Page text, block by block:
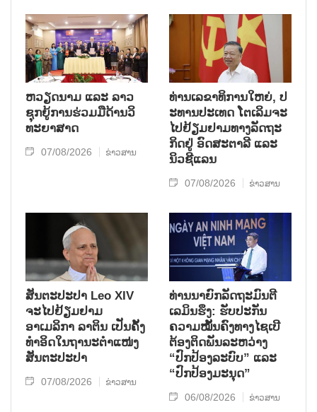
ຫວຽດ​ນາມ ແລະ ລາວ​
ຊຸກ​ຍູ້​ການ​ຮ່ວມ​ມື​ດ້ານວ​ິ​
ທະ​ຍາ​ສາດ
07/08/2026 ຂ່າວສານ
ທ່ານ​ເລ​ຂາ​ທິ​ການ​ໃຫຍ່, ປ​
ະ​ທານ​ປະ​ເທດ ໂຕ​ເລິມ​ຈະ​
ໄປ​ຢ້ຽມ​ຢາມ​ທາງ​ລັດ​ຖະ​
ກິດ​ຢູ່ ອົດ​ສະ​ຕາ​ລີ ແລະ
ນິວ​ຊີ​ແລນ
07/08/2026 ຂ່າວສານ
ສັນຕະປະປາ Leo XIV
ຈະໄປຢ້ຽມຢາມ
ອາເມລິກາ ລາຕິນ ເປັນຄັ້ງ
ທຳອິດໃນຖານະຕຳແໜ່ງ
ສັນຕະປະປາ
07/08/2026 ຂ່າວສານ
ທ່ານນາຍົກລັດຖະມົນຕີ
ເລມິນຮຶງ: ຮັບປະກັນ
ຄວາມໝັ້ນຄົງທາງໄຊເບີ
ຕ້ອງຕິດພັນລະຫວ່າງ
“ປົກປ້ອງລະບົບ” ແລະ
“ປົກປ້ອງມະນຸດ”
06/08/2026 ຂ່າວສານ